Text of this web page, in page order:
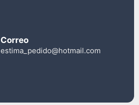
Correo
estima_pedido@hotmail.com